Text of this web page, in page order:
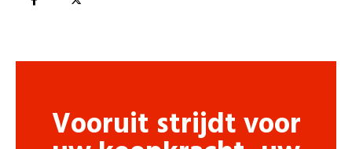
Vooruit strijdt voor